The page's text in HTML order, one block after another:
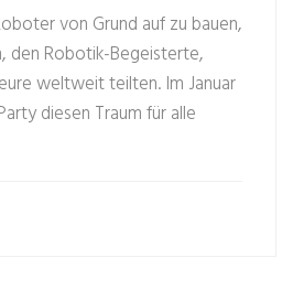
von Grund auf zu bauen,
den Robotik-Begeisterte,
weltweit teilten. Im Januar
diesen Traum für alle